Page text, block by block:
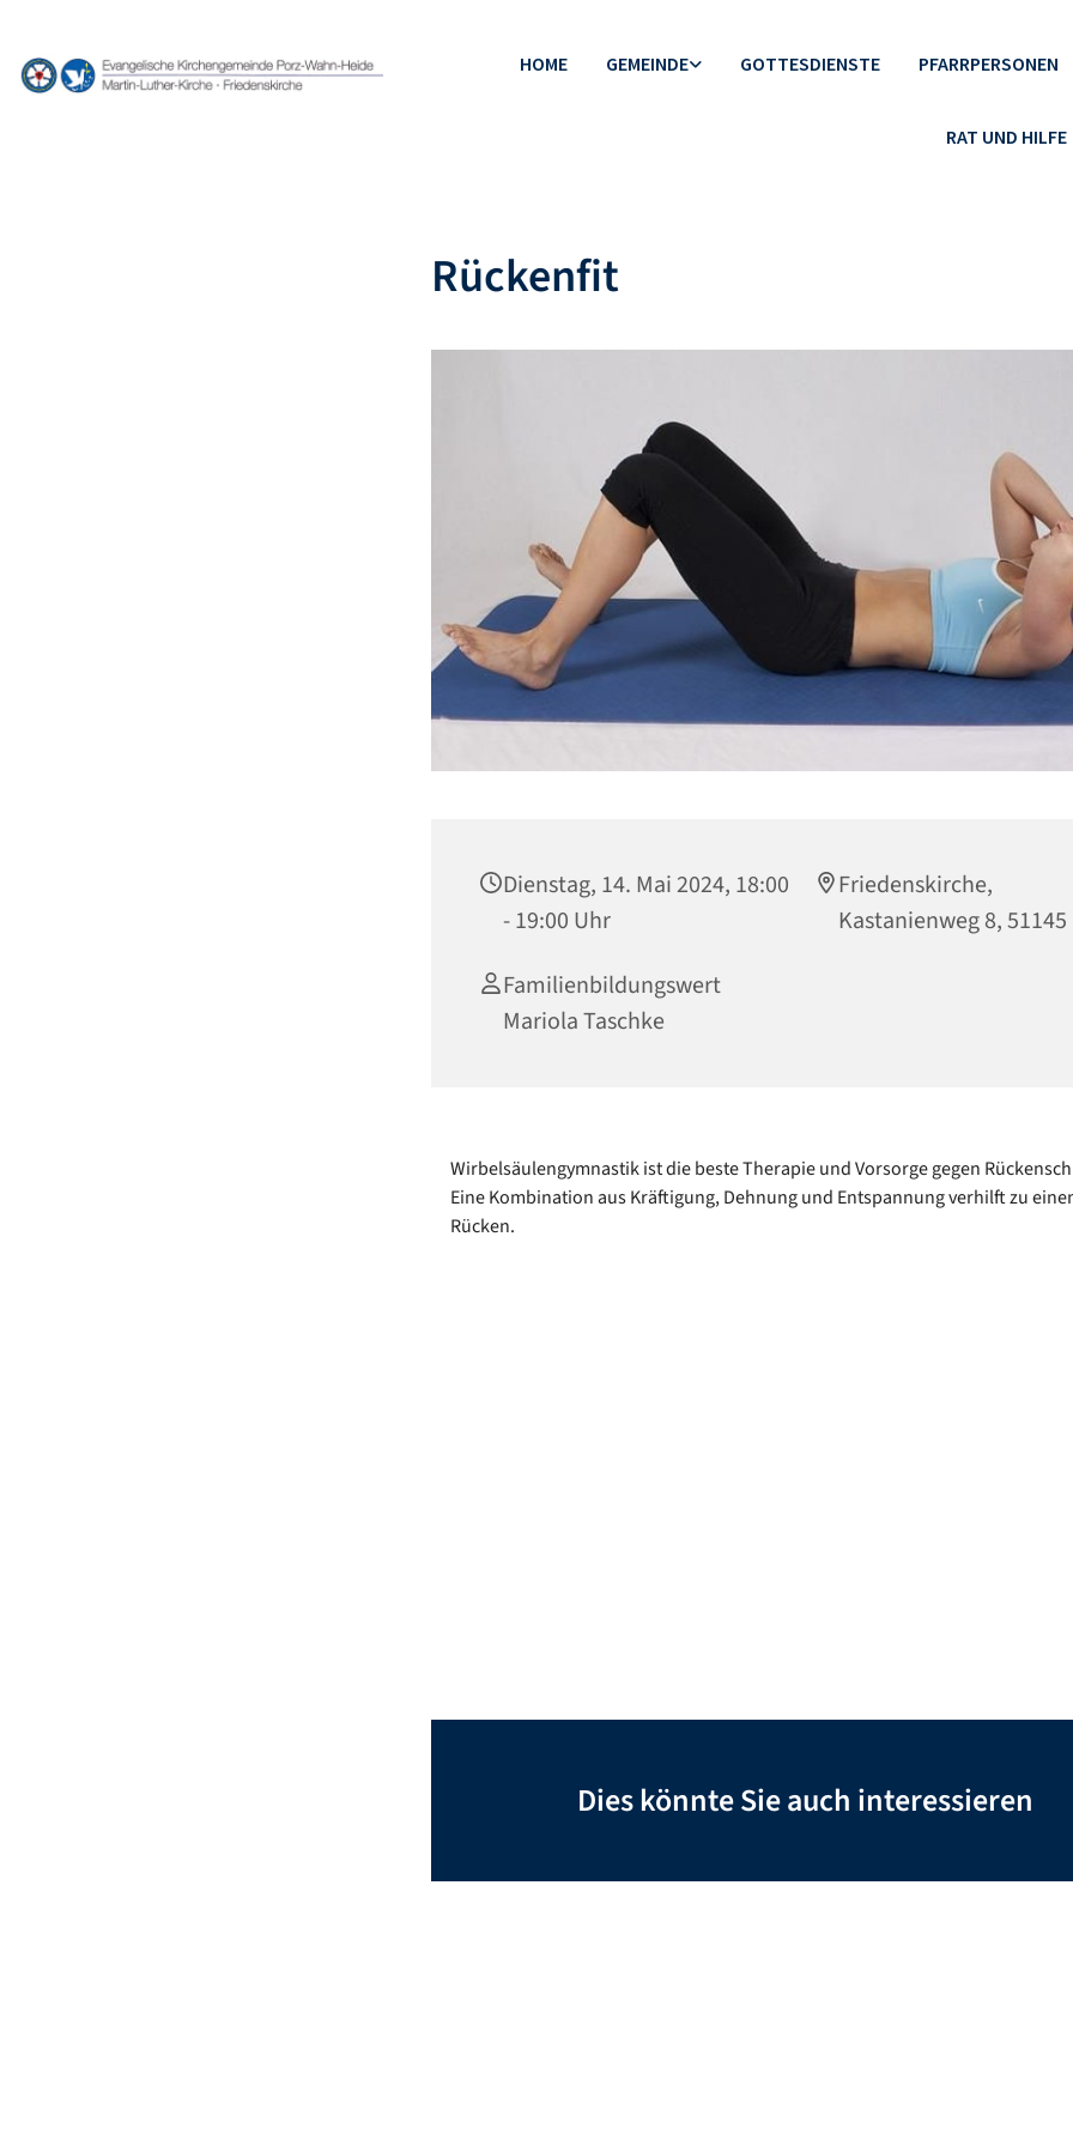
HOME GEMEINDE GOTTESDIENSTE PFARRPERSONEN
RAT UND HILFE
Rückenfit
Dienstag, 14. Mai 2024, 18:00
- 19:00 Uhr
Friedenskirche,
Kastanienweg 8,
Familienbildungswert
Mariola Taschke
Wirbelsäulengymnastik ist die beste Therapie und Vorsorge gegen
Eine Kombination aus Kräftigung, Dehnung und Entspannung verhilft zu
Rücken.
Dies könnte Sie auch interessieren